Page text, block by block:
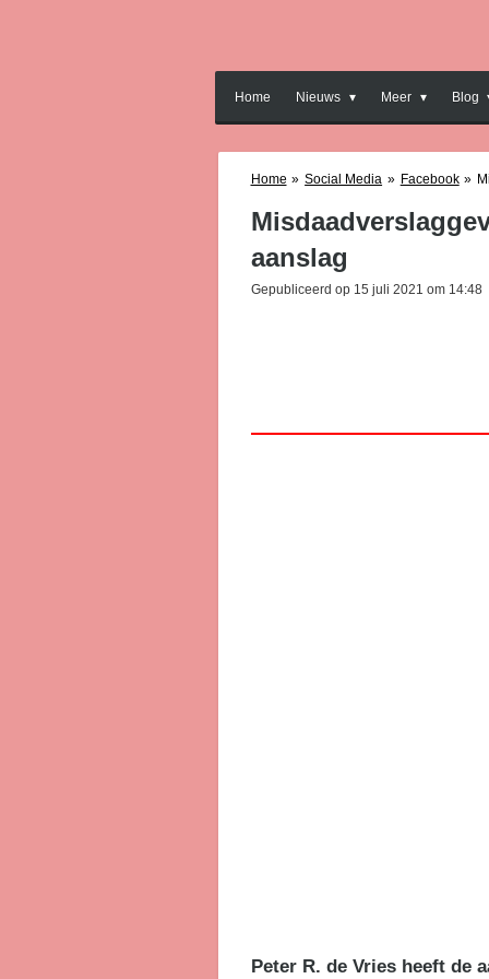
Home Nieuws Meer Blog
Home » Social Media » Facebook »
aanslag
Gepubliceerd op 15 juli 2021 om 14:48
Peter R. de Vries heeft de